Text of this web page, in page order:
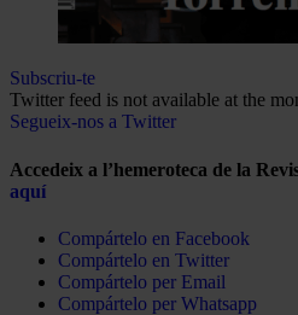
Subscriu-te
Twitter feed is not available at the
Segueix-nos a Twitter
Accedeix a l’hemeroteca de la
aquí
Compártelo en Facebook
Compártelo en Twitter
Compártelo per Email
Compártelo per Whatsapp